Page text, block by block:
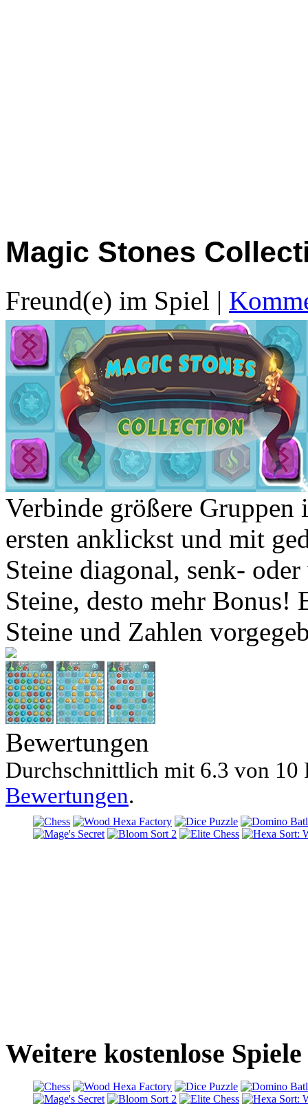
Magic Stones
Freund(e) im Spiel |
Verbinde größere Gruppen
ersten anklickst und mit
Steine diagonal, senk-
Steine, desto mehr Bonus!
Steine und Zahlen
Bewertungen
Durchschnittlich mit 6.3 von 10
Bewertungen.
Weitere kostenlose